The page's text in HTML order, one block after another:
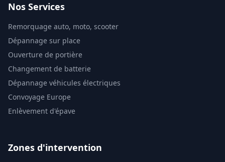
Nos Services
Remorquage auto, moto, scooter
Dépannage sur place
Ouverture de portière
Changement de batterie
Dépannage véhicules électriques
Convoyage Europe
Enlèvement d'épave
Zones d'intervention